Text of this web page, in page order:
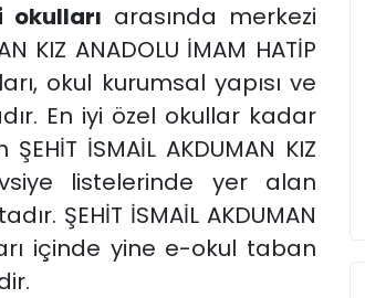
okulları arasında merkezi
KIZ ANADOLU İMAM HATİP
okul kurumsal yapısı ve
En iyi özel okullar kadar
İSMAİL AKDUMAN KIZ
listelerinde yer alan
ŞEHİT İSMAİL AKDUMAN
içinde yine e-okul taban